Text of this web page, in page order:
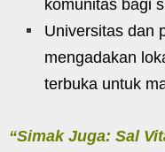
komunitas bagi
Universitas dan
mengadakan
terbuka untuk
“Simak Juga: Sal